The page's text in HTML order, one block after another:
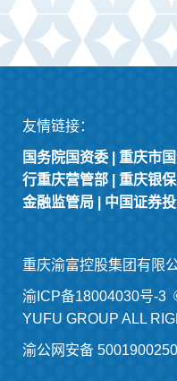
友情链接：
国务院国资委| 重庆市
行重庆营管部
重庆银
金融监管局
中国证券
重庆渝富控股集团有限
渝ICP备18004030号-3
YUFU GROUP ALL
渝公网安备